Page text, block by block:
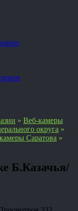
» Веб-камеры
округа »
Саратова »
Б.Казачья/